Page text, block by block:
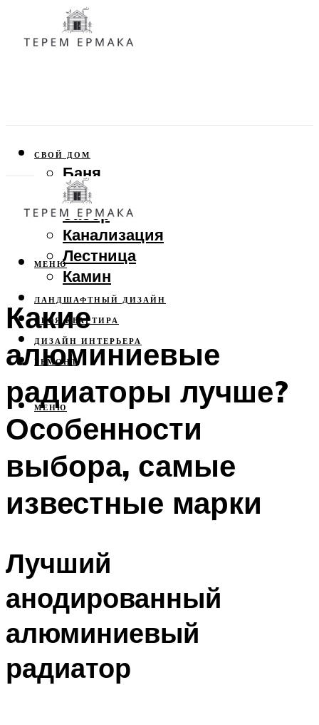
СВОЙ ДОМ
Баня
Веранда
Забор
Канализация
Лестница
Камин
ЛАНДШАФТНЫЙ ДИЗАЙН
СВОЯ КВАРТИРА
ДИЗАЙН ИНТЕРЬЕРА
РЕМОНТ
МЕНЮ
МЕНЮ
Какие
алюминиевые
радиаторы лучше?
Особенности
выбора, самые
известные марки
Лучший
анодированный
алюминиевый
радиатор